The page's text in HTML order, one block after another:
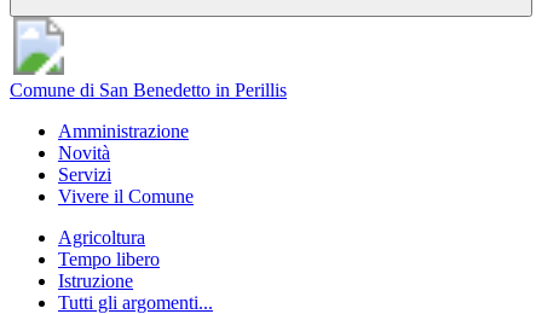
Comune di San Benedetto in Perillis
Amministrazione
Novità
Servizi
Vivere il Comune
Agricoltura
Tempo libero
Istruzione
Tutti gli argomenti...